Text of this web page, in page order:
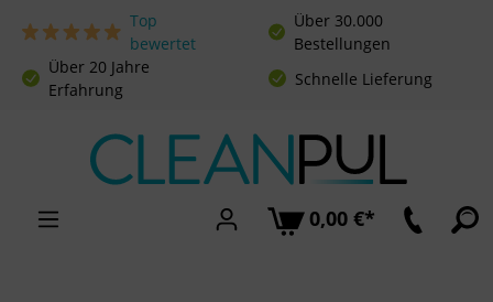
Zum Hauptinhalt springen
Top
bewertet
Über 30.000
Bestellungen
Über 20 Jahre
Erfahrung
Schnelle Lieferung
0,00 €*